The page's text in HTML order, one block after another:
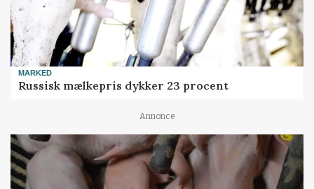
MARKED
Russisk mælkepris dykker 23 procent
Annonce